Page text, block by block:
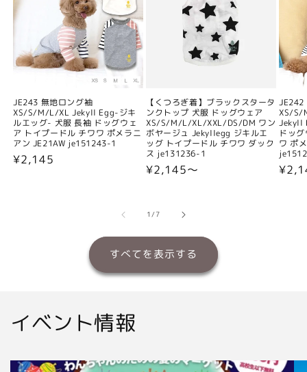
JE243 無地ロング袖
XS/S/M/L/XL Jekyll Egg-ジキ
ルエッグ- 犬服 長袖 ドッグウェ
ア トイプードル チワワ ポメラニ
アン JE21AW je151243-1
通
¥2,145
【くつろぎ着】ブラックスタータ
ンクトップ 犬服 ドッグウェア
XS/S/M/L/XL/XXL/DS/DM ワン
ボヤージュ Jekyllegg ジキルエ
ッグ トイプードル チワワ ダック
ス je131236-1
通
格
¥2,145〜
JE242
XS/S/
Jekyll
ドッ
ワ ポ
通
1/の
7
すべてを表示する
イベント情報